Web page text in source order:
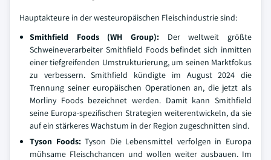
Hauptakteure in der westeuropäischen Fleischindustrie sind:
Smithfield Foods (WH Group): Der weltweit größte
Schweineverarbeiter Smithfield Foods befindet sich inmitten
einer tiefgreifenden Umstrukturierung, um seinen Marktfokus
zu verbessern. Smithfield kündigte im August 2024 die
Trennung seiner europäischen Operationen an, die jetzt als
Morliny Foods bezeichnet werden. Damit kann Smithfield
seine Europa-spezifischen Strategien weiterentwickeln, da sie
auf ein stärkeres Wachstum in der Region zugeschnitten sind.
Tyson Foods:Tyson Die Lebensmittel verfolgen in Europa
mühsame Fleischchancen und wollen weiter ausbauen. Im